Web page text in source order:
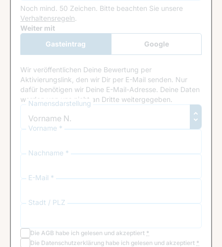
Noch mind. 50 Zeichen. Bitte beachten Sie unsere
Verhaltensregeln.
Google Recaptcha
Weiter mit
Gasteintrag
Google
Anmeldung
Wir veröffentlichen Deine Bewertung per
Aktivierungslink, den wir Dir per E-Mail senden. Nur
dafür benötigen wir Deine E-Mail-Adresse. Deine Daten
werden von uns nicht an Dritte weitergegeben.
Namensdarstellung
Vorname *
Nachname *
E-Mail *
Stadt / PLZ
Die AGB habe ich gelesen und akzeptiert *
Die Datenschutzerklärung habe ich gelesen und akzeptiert *